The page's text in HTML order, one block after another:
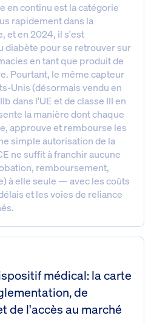
en continu est la catégorie
rapidement dans la
et en 2024, il s'est
diabète pour se retrouver sur
en tant que produit de
Pourtant, le même capteur
Unis (désormais vendu en
dans l'UE et de classe III en
la manière dont chaque
approuve et rembourse les
simple autorisation de la
ne suffit à franchir aucune
remboursement,
à elle seule — avec les coûts
et les voies de reliance
médical: la carte
de
de l'accès au marché